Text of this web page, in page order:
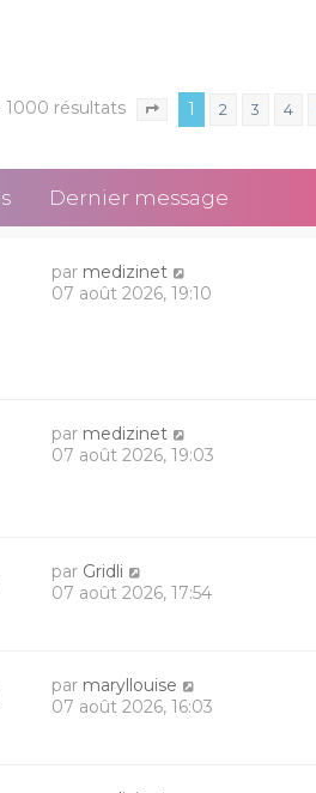
1000 résultats Page sur 40
1 2 3 4
Dernier message
par medizinet
07 août 2026, 19:10
par medizinet
07 août 2026, 19:03
par Gridli
07 août 2026, 17:54
par maryllouise
07 août 2026, 16:03